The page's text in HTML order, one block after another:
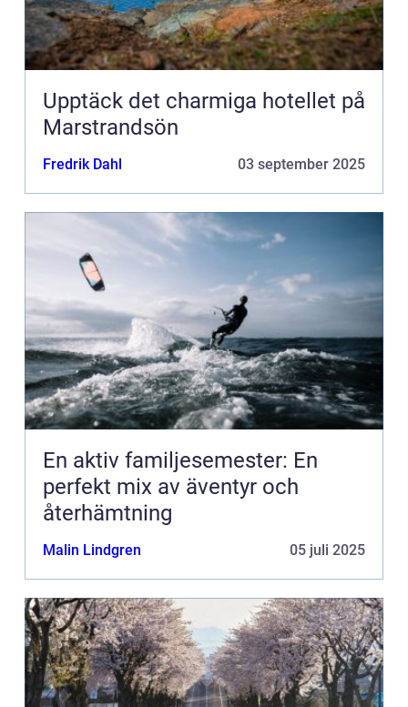
Upptäck det charmiga hotellet på
Marstrandsön
Fredrik Dahl 03 september 2025
En aktiv familjesemester: En
perfekt mix av äventyr och
återhämtning
Malin Lindgren 05 juli 2025